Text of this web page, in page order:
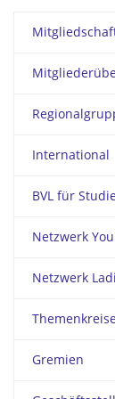
International
BVL für
Netzwerk
Netzwerk
Gremien